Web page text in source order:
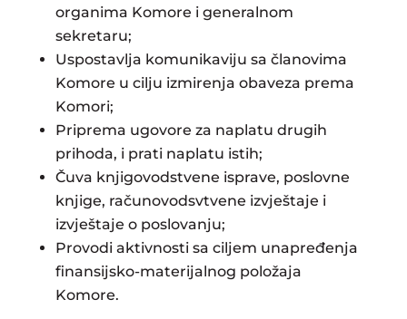
organima Komore i generalnom
sekretaru;
Uspostavlja komunikaviju sa članovima
Komore u cilju izmirenja obaveza prema
Komori;
Priprema ugovore za naplatu drugih
prihoda, i prati naplatu istih;
Čuva knjigovodstvene isprave, poslovne
knjige, računovodsvtvene izvještaje i
izvještaje o poslovanju;
Provodi aktivnosti sa ciljem unapređenja
finansijsko-materijalnog položaja
Komore.